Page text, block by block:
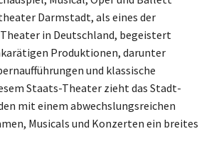
Darmstadt, als eines der
in Deutschland, begeistert
Produktionen, darunter
und klassische
Staats-Theater zieht das Stadt-
mit einem abwechslungsreichen
Musicals und Konzerten ein breites